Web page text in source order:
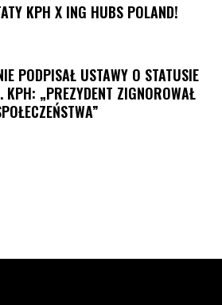
KPH X ING HUBS POLAND!
PODPISAŁ USTAWY O STATUSIE
KPH: „PREZYDENT ZIGNOROWAŁ